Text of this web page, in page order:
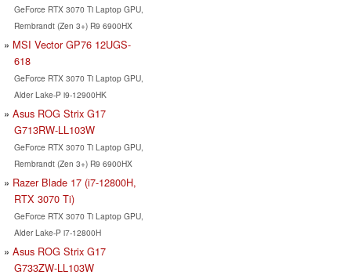
GeForce RTX 3070 Ti Laptop GPU,
Rembrandt (Zen 3+) R9 6900HX
MSI Vector GP76 12UGS-
618
GeForce RTX 3070 Ti Laptop GPU,
Alder Lake-P i9-12900HK
Asus ROG Strix G17
G713RW-LL103W
GeForce RTX 3070 Ti Laptop GPU,
Rembrandt (Zen 3+) R9 6900HX
Razer Blade 17 (i7-12800H,
RTX 3070 Ti)
GeForce RTX 3070 Ti Laptop GPU,
Alder Lake-P i7-12800H
Asus ROG Strix G17
G733ZW-LL103W